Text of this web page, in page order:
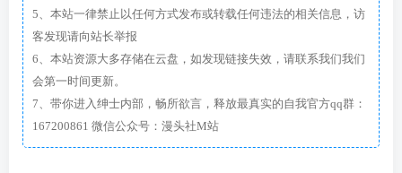
5、本站一律禁止以任何方式发布或转载任何违法的相关信息，访
客发现请向站长举报
6、本站资源大多存储在云盘，如发现链接失效，请联系我们我们
会第一时间更新。
7、带你进入绅士内部，畅所欲言，释放最真实的自我官方qq群：
167200861 微信公众号：漫头社M站